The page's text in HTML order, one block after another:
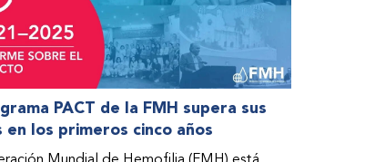
PACT de la FMH supera sus
en los primeros cinco años